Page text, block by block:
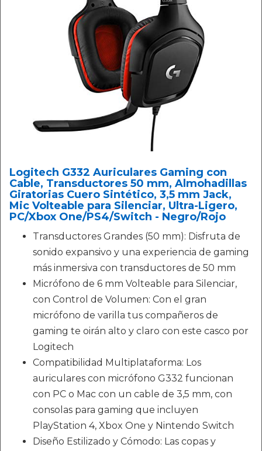
Logitech G332 Auriculares Gaming con
Cable, Transductores 50 mm, Almohadillas
Giratorias Cuero Sintético, 3,5 mm Jack,
Mic Volteable para Silenciar, Ultra-Ligero,
PC/Xbox One/PS4/Switch - Negro/Rojo
Transductores Grandes (50 mm): Disfruta de
sonido expansivo y una experiencia de gaming
más inmersiva con transductores de 50 mm
Micrófono de 6 mm Volteable para Silenciar,
con Control de Volumen: Con el gran
micrófono de varilla tus compañeros de
gaming te oirán alto y claro con este casco por
Logitech
Compatibilidad Multiplataforma: Los
auriculares con micrófono G332 funcionan
con PC o Mac con un cable de 3,5 mm, con
consolas para gaming que incluyen
PlayStation 4, Xbox One y Nintendo Switch
Diseño Estilizado y Cómodo: Las copas y